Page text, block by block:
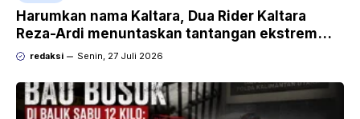
Harumkan nama Kaltara, Dua Rider Kaltara
Reza-Ardi menuntaskan tantangan ekstrem
Audax Malang 300 KM
redaksi Senin, 27 Juli 2026